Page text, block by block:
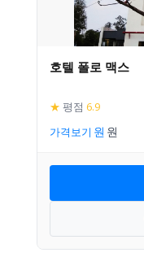
호텔 폴로 맥스
★ 평점 6.9
가격보기